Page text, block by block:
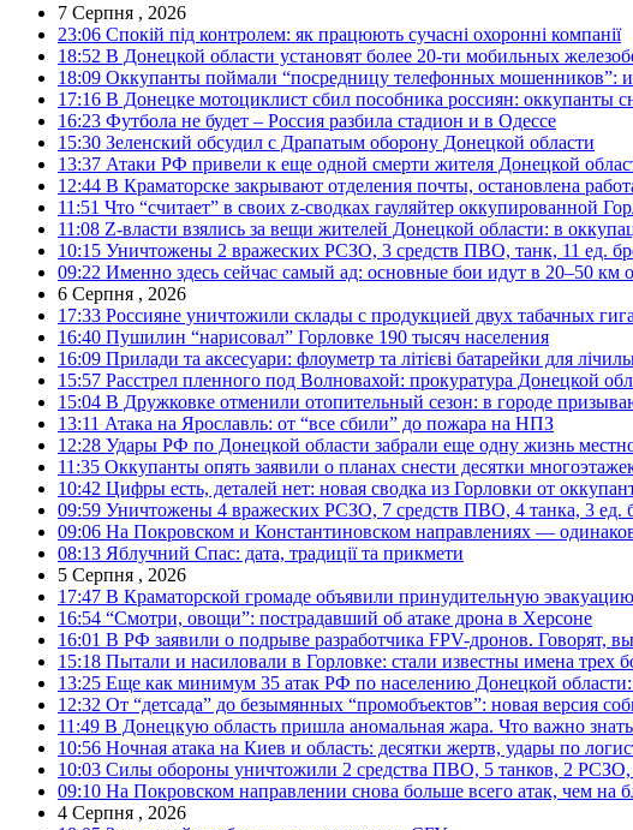
7 Серпня , 2026
23:06 Спокій під контролем: як працюють сучасні охоронні компанії
18:52 В Донецкой области установят более 20-ти мобильных
18:09 Оккупанты поймали “посредницу телефонных мошенников”:
17:16 В Донецке мотоциклист сбил пособника россиян: оккупанты
16:23 Футбола не будет – Россия разбила стадион и в Одессе
15:30 Зеленский обсудил с Драпатым оборону Донецкой области
13:37 Атаки РФ привели к еще одной смерти жителя Донецкой
12:44 В Краматорске закрывают отделения почты, остановлена
11:51 Что “считает” в своих z-сводках гауляйтер оккупированной
11:08 Z-власти взялись за вещи жителей Донецкой области: в
10:15 Уничтожены 2 вражеских РСЗО, 3 средств ПВО, танк, 11 ед.
09:22 Именно здесь сейчас самый ад: основные бои идут в 20–50 км
6 Серпня , 2026
17:33 Россияне уничтожили склады с продукцией двух табачных
16:40 Пушилин “нарисовал” Горловке 190 тысяч населения
16:09 Прилади та аксесуари: флоуметр та літієві батарейки для
15:57 Расстрел пленного под Волновахой: прокуратура Донецкой
15:04 В Дружковке отменили отопительный сезон: в городе
13:11 Атака на Ярославль: от “все сбили” до пожара на НПЗ
12:28 Удары РФ по Донецкой области забрали еще одну жизнь
11:35 Оккупанты опять заявили о планах снести десятки
10:42 Цифры есть, деталей нет: новая сводка из Горловки от
09:59 Уничтожены 4 вражеских РСЗО, 7 средств ПВО, 4 танка, 3 ед.
09:06 На Покровском и Константиновском направлениях —
08:13 Яблучний Спас: дата, традиції та прикмети
5 Серпня , 2026
17:47 В Краматорской громаде объявили принудительную
16:54 “Смотри, овощи”: пострадавший об атаке дрона в Херсоне
16:01 В РФ заявили о подрыве разработчика FPV-дронов. Говорят,
15:18 Пытали и насиловали в Горловке: стали известны имена трех
13:25 Еще как минимум 35 атак РФ по населению Донецкой
12:32 От “детсада” до безымянных “промобъектов”: новая версия
11:49 В Донецкую область пришла аномальная жара. Что важно
10:56 Ночная атака на Киев и область: десятки жертв, удары по
10:03 Силы обороны уничтожили 2 средства ПВО, 5 танков, 2 РСЗО,
09:10 На Покровском направлении снова больше всего атак, чем на
4 Серпня , 2026